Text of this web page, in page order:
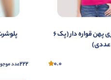
شما هم
تمایل می‌توانید
تاپ ۲ بندی نواری پهن قواره دار (پک 6
عددی)
0.0
222عدد